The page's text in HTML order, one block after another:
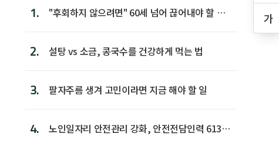
가
1.
"후회하지 않으려면" 60세 넘어 끊어내야 할 사
2. 설탕 vs 소금, 콩국수를 건강하게 먹는 법
3. 팔자주름 생겨 고민이라면 지금 해야 할 일
4.
노인일자리 안전관리 강화, 안전전담인력 613명